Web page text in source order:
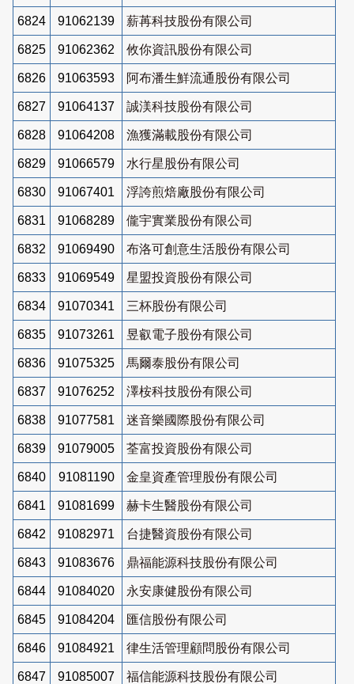
6824 91062139 薪苒科技股份有限公司
6825 91062362 攸你資訊股份有限公司
6826 91063593 阿布潘生鮮流通股份有限公司
6827 91064137 誠渼科技股份有限公司
6828 91064208 漁獲滿載股份有限公司
6829 91066579 水行星股份有限公司
6830 91067401 浮誇煎焙廠股份有限公司
6831 91068289 儱宇實業股份有限公司
6832 91069490 布洛可創意生活股份有限公司
6833 91069549 星盟投資股份有限公司
6834 91070341 三杯股份有限公司
6835 91073261 昱叡電子股份有限公司
6836 91075325 馬爾泰股份有限公司
6837 91076252 澤桉科技股份有限公司
6838 91077581 迷音樂國際股份有限公司
6839 91079005 荃富投資股份有限公司
6840 91081190 金皇資產管理股份有限公司
6841 91081699 赫卡生醫股份有限公司
6842 91082971 台捷醫資股份有限公司
6843 91083676 鼎福能源科技股份有限公司
6844 91084020 永安康健股份有限公司
6845 91084204 匯信股份有限公司
6846 91084921 律生活管理顧問股份有限公司
6847 91085007 福信能源科技股份有限公司